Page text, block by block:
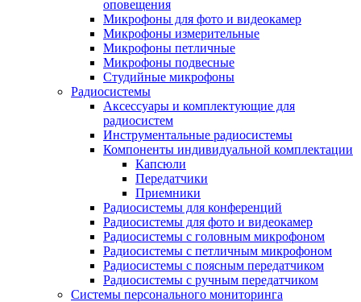
оповещения
Микрофоны для фото и видеокамер
Микрофоны измерительные
Микрофоны петличные
Микрофоны подвесные
Студийные микрофоны
Радиосистемы
Аксессуары и комплектующие для
радиосистем
Инструментальные радиосистемы
Компоненты индивидуальной комплектации
Капсюли
Передатчики
Приемники
Радиосистемы для конференций
Радиосистемы для фото и видеокамер
Радиосистемы с головным микрофоном
Радиосистемы с петличным микрофоном
Радиосистемы с поясным передатчиком
Радиосистемы с ручным передатчиком
Системы персонального мониторинга